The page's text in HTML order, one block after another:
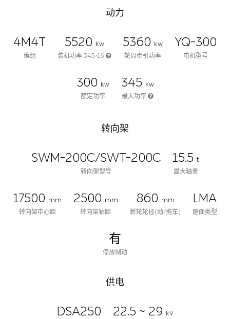
动力
4M4T
编组
5520
kw
装机功率 345×16
5360
kw
轮周牵引功率
YQ-300
电机型号
300
kw
额定功率
345
kw
最大功率
转向架
SWM-200C/SWT-200C
转向架型号
15.5 t
最大轴重
17500 mm
转向架中心距
2500 mm
转向架轴距
860 mm
新轮轮径(动/拖车)
LMA
踏面类型
有
停放制动
供电
DSA250 22.5 ~ 29
kV